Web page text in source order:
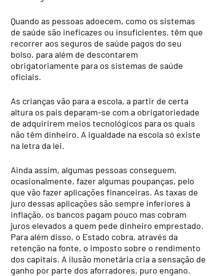
Quando as pessoas adoecem, como os sistemas
de saúde são ineficazes ou insuficientes, têm que
recorrer aos seguros de saúde pagos do seu
bolso, para além de descontarem
obrigatoriamente para os sistemas de saúde
oficiais.
As crianças vão para a escola, a partir de certa
altura os pais deparam-se com a obrigatoriedade
de adquirirem meios tecnológicos para os quais
não têm dinheiro. A igualdade na escola só existe
na letra da lei.
Ainda assim, algumas pessoas conseguem,
ocasionalmente, fazer algumas poupanças, pelo
que vão fazer aplicações financeiras. As taxas de
juro dessas aplicações são sempre inferiores à
inflação, os bancos pagam pouco mas cobram
juros elevados a quem pede dinheiro emprestado.
Para além disso, o Estado cobra, através da
retenção na fonte, o imposto sobre o rendimento
dos capitais. A ilusão monetária cria a sensação de
ganho por parte dos aforradores, puro engano.